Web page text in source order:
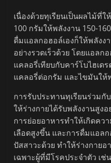
เนื่องด้วยทุเรียนเป็นผลไม้ที่
100 กรัมให้พลังงาน 150-
ดื่มแอลกอฮอล์เองก็ให้พลังง
อย่างรวดเร็วด้วย โดยแอลก
แคลอรี่เทียบกับคาร์โบไฮเด
แคลอรี่ต่อกรัม และไขมันให้
การรับประทานทุเรียนร่วมกั
ให้ร่างกายได้รับพลังงานสูงอ
การย่อยอาหารทําให้เกิดคว
เลือดสูงขึ้น และการดื่มแอล
ปัสสาวะด้วย ทำให้ร่างกาย
เฉพาะผู้ที่มีโรคประจําตัว เช่